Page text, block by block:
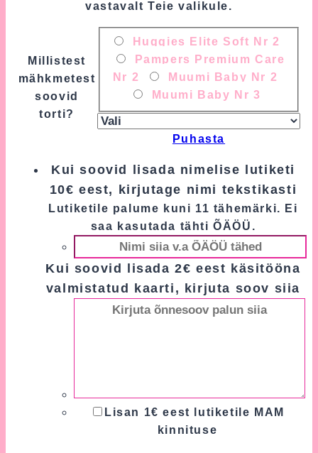
vastavalt Teie valikule.
Millistest
mähkmetest
soovid
torti?
Huggies Elite Soft Nr 2
Pampers Premium Care
Nr 2
Muumi Baby Nr 2
Muumi Baby Nr 3
Puhasta
Kui soovid lisada nimelise lutiketi
10€ eest, kirjutage nimi tekstikasti
Lutiketile palume kuni 11 tähemärki. Ei
saa kasutada tähti ÕÄÖÜ.
Kui soovid lisada 2€ eest käsitööna
valmistatud kaarti, kirjuta soov siia
Lisan 1€ eest lutiketile MAM
kinnituse